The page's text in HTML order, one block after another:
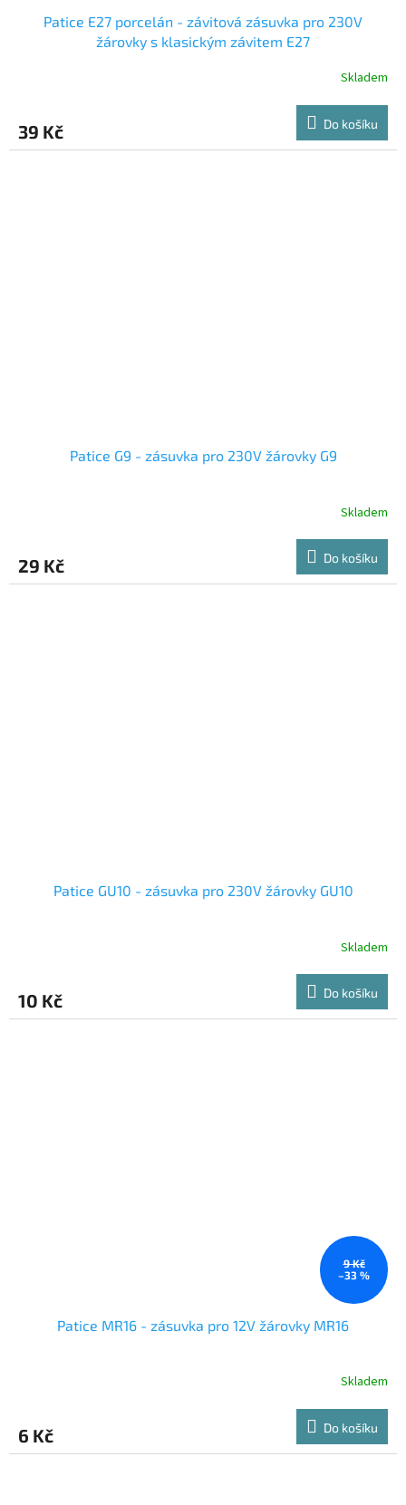
Patice E27 porcelán - závitová zásuvka pro 230V
žárovky s klasickým závitem E27
Skladem
39 Kč Do košíku
Patice G9 - zásuvka pro 230V žárovky G9
Skladem
29 Kč Do košíku
Patice GU10 - zásuvka pro 230V žárovky GU10
Skladem
10 Kč Do košíku
9 Kč
–33 %
Patice MR16 - zásuvka pro 12V žárovky MR16
Skladem
6 Kč Do košíku